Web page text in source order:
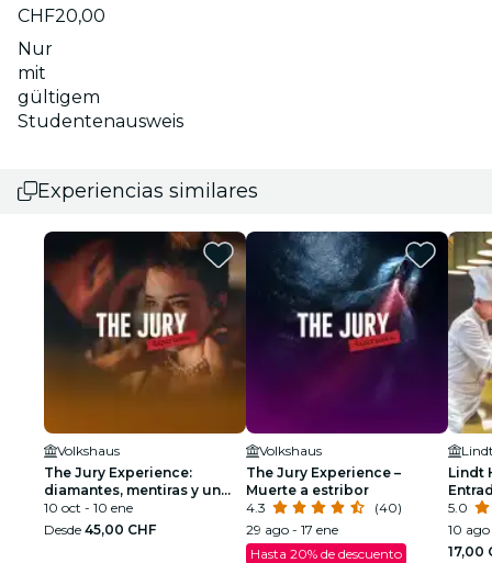
CHF20,00
Nur
mit
gültigem
Studentenausweis
Experiencias similares
Volkshaus
The Jury Experience:
diamantes, mentiras y un
hombre muerto
10 oct - 10 ene
Desde 45,00 CHF
Volkshaus
The Jury Experience –
Muerte a estribor
4.3
(40)
29 ago - 17 ene
Hasta 20% de descuento
Lindt
5.0
10
17,00